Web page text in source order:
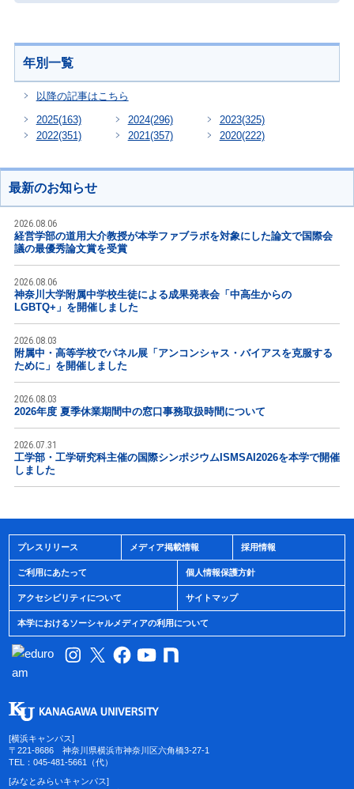
年別一覧
以降の記事はこちら
2025(163) 2024(296) 2023(325)
2022(351) 2021(357) 2020(222)
最新のお知らせ
2026.08.06
経営学部の道用大介教授が本学ファブラボを対象にした論文で国際会
議の最優秀論文賞を受賞
2026.08.06
神奈川大学附属中学校生徒による成果発表会「中高生からの
LGBTQ+」を開催しました
2026.08.03
附属中・高等学校でパネル展「アンコンシャス・バイアスを克服する
ために」を開催しました
2026.08.03
2026年度 夏季休業期間中の窓口事務取扱時間について
2026.07.31
工学部・工学研究科主催の国際シンポジウムISMSAI2026を本学で開催
しました
プレスリリース メディア掲載情報 採用情報
ご利用にあたって 個人情報保護方針
アクセシビリティについて サイトマップ
本学におけるソーシャルメディアの利用について
[横浜キャンパス]
〒221-8686 神奈川県横浜市神奈川区六角橋3-27-1
TEL：045-481-5661（代）
[みなとみらいキャンパス]